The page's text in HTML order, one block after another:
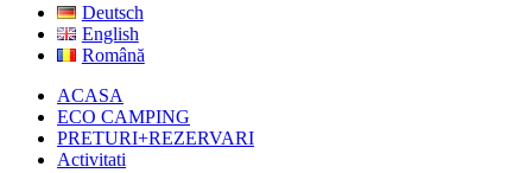
Deutsch
English
Română
ACASA
ECO CAMPING
PRETURI+REZERVARI
Activitati